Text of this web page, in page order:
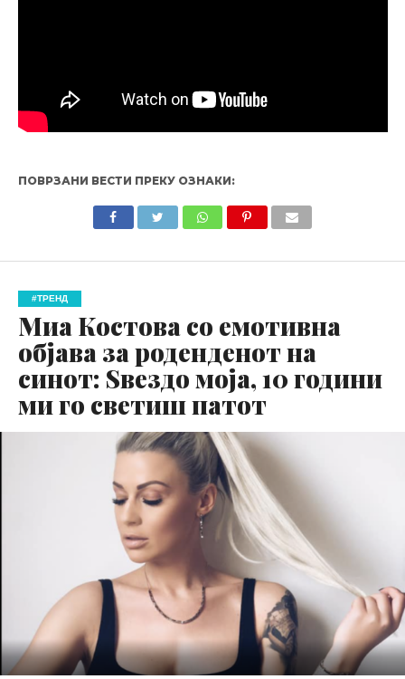
ПОВРЗАНИ ВЕСТИ ПРЕКУ ОЗНАКИ:
#ТРЕНД
Миа Костова со емотивна
објава за роденденот на
синот: Ѕвездо моја, 10 години
ми го светиш патот